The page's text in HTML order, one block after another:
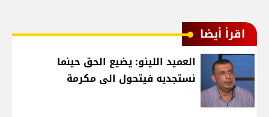
اقرأ أيضا
العميد اللينو: يضيع الحق حينما
نستجديه فيتحول الى مكرمة